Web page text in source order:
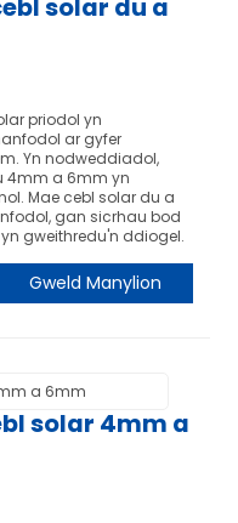
solar du a
priodol yn
ar gyfer
Yn nodweddiadol,
4mm a 6mm yn
Mae cebl solar du a
gan sicrhau bod
gweithredu'n ddiogel.
Gweld Manylion
solar 4mm a